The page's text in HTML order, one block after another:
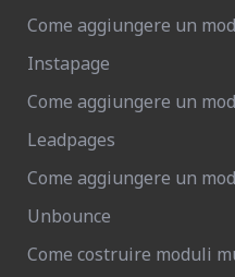
Come aggiungere un
Instapage
Come aggiungere un
Leadpages
Come aggiungere un
Unbounce
Come costruire moduli